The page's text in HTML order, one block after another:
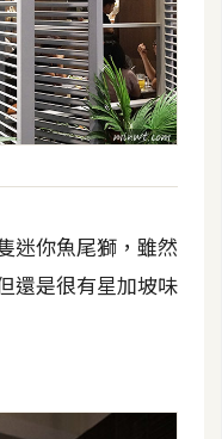
迷你魚尾獅，雖然
還是很有星加坡味